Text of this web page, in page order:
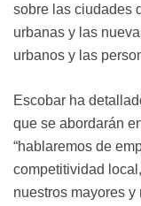
sobre las ciudades
urbanas y las
urbanos y las
Escobar ha
que se abordarán
“hablaremos de
competitividad
nuestros mayores